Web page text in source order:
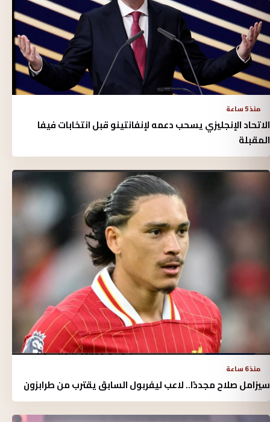
منذ 5 ساعة
الاتحاد الإنجليزي يسحب دعمه لإنفانتينو قبل انتخابات فيفا
المقبلة
منذ 6 ساعة
سيزامل صلاح مجددًا.. لاعب ليفربول السابق يقترب من طرابزون